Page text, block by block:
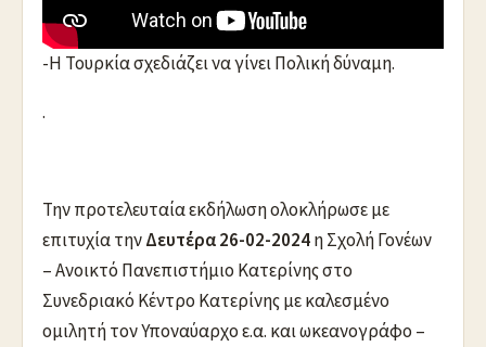
απο εκεί με Ειρηνικά μέσα!
-Η Τουρκία σχεδιάζει να γίνει Πολική δύναμη.
.
Την προτελευταία εκδήλωση ολοκλήρωσε με
επιτυχία τηνΔευτέρα 26-02-2024η Σχολή Γονέων
– Ανοικτό Πανεπιστήμιο Κατερίνης στο
Συνεδριακό Κέντρο Κατερίνης με καλεσμένο
ομιλητή τον Υποναύαρχο ε.α. και ωκεανογράφο –